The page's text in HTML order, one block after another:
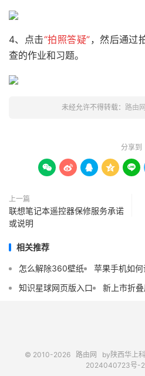
4、点击“拍照答疑”，然后通过
查的作业和习题。
未经允许不得转载： 路由网
分享到
    
上一篇
联想笔记本遥控器保修服务承诺
或说明
相关推荐
怎么解除360壁纸
苹果手机如
知识星球网页版入口
新上市折
© 2010-2026 路由网 by陕西华上科
2024040723号-2 |